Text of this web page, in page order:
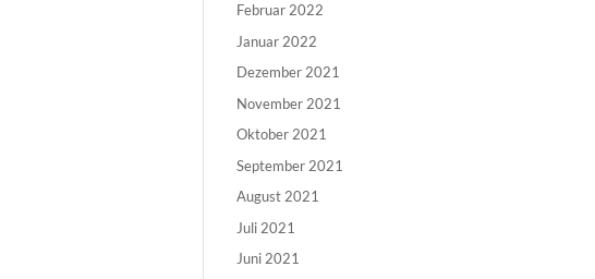
Februar 2022
Januar 2022
Dezember 2021
November 2021
Oktober 2021
September 2021
August 2021
Juli 2021
Juni 2021